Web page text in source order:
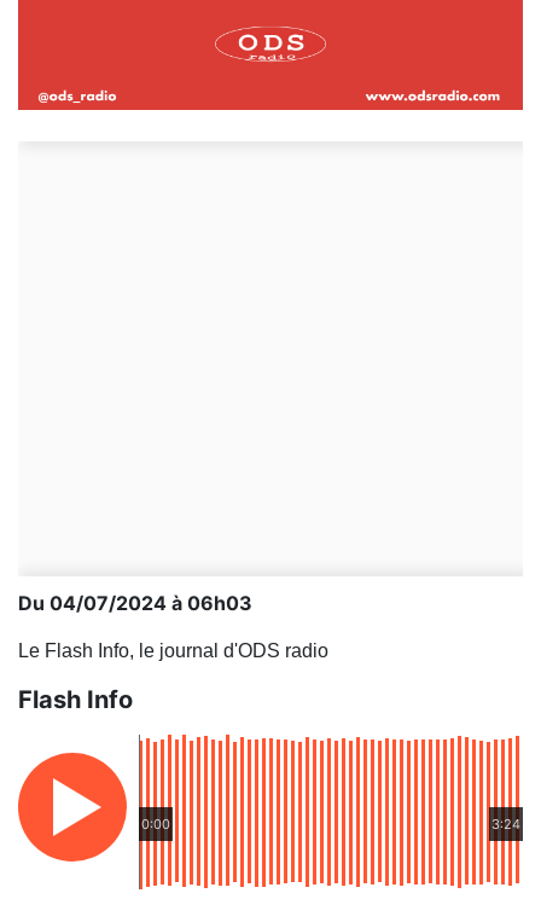
Du 04/07/2024 à 06h03
Le Flash Info, le journal d'ODS radio
Flash Info
0:00 3:24